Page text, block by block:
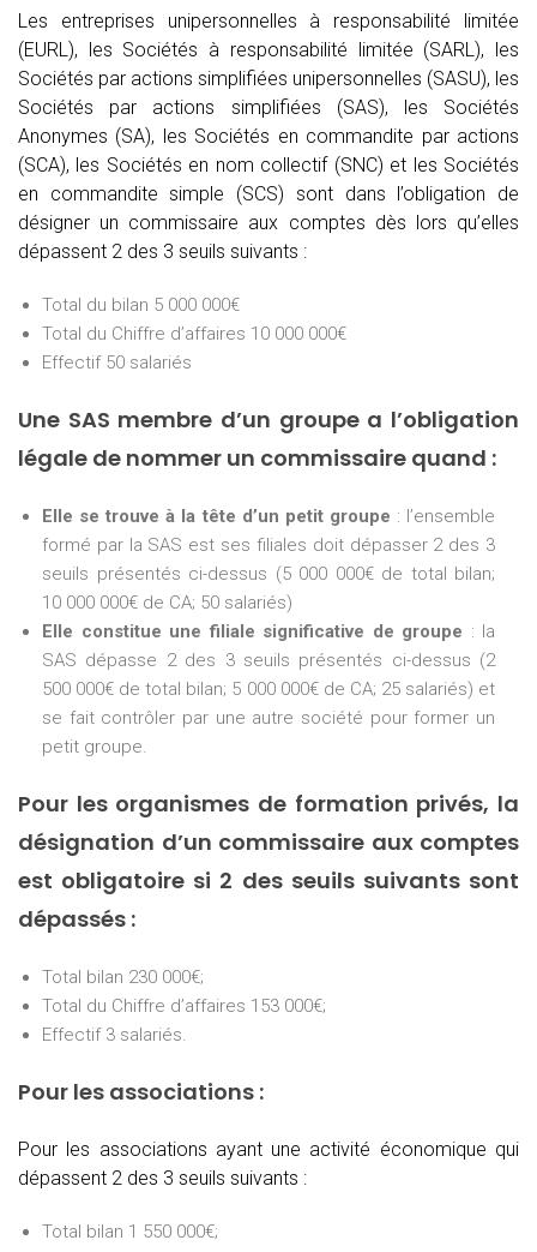
Les entreprises unipersonnelles à responsabilité limitée
(EURL), les Sociétés à responsabilité limitée (SARL), les
Sociétés par actions simplifiées unipersonnelles (SASU), les
Sociétés par actions simplifiées (SAS), les Sociétés
Anonymes (SA), les Sociétés en commandite par actions
(SCA), les Sociétés en nom collectif (SNC) et les Sociétés
en commandite simple (SCS) sont dans l’obligation de
désigner un commissaire aux comptes dès lors qu’elles
dépassent 2 des 3 seuils suivants :
Total du bilan 5 000 000€
Total du Chiffre d’affaires 10 000 000€
Effectif 50 salariés
Une SAS membre d’un groupe a l’obligation
légale de nommer un commissaire quand :
Elle se trouve à la tête d’un petit groupe : l’ensemble
formé par la SAS est ses filiales doit dépasser 2 des 3
seuils présentés ci-dessus (5 000 000€ de total bilan;
10 000 000€ de CA; 50 salariés)
Elle constitue une filiale significative de groupe : la
SAS dépasse 2 des 3 seuils présentés ci-dessus (2
500 000€ de total bilan; 5 000 000€ de CA; 25 salariés) et
se fait contrôler par une autre société pour former un
petit groupe.
Pour les organismes de formation privés, la
désignation d’un commissaire aux comptes
est obligatoire si 2 des seuils suivants sont
dépassés :
Total bilan 230 000€;
Total du Chiffre d’affaires 153 000€;
Effectif 3 salariés.
Pour les associations :
Pour les associations ayant une activité économique qui
dépassent 2 des 3 seuils suivants :
Total bilan 1 550 000€;